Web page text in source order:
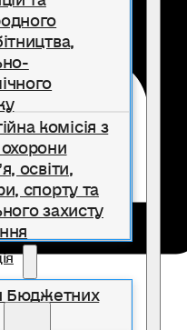
комісія з
освіти,
спорту та
захисту
Бюджетних